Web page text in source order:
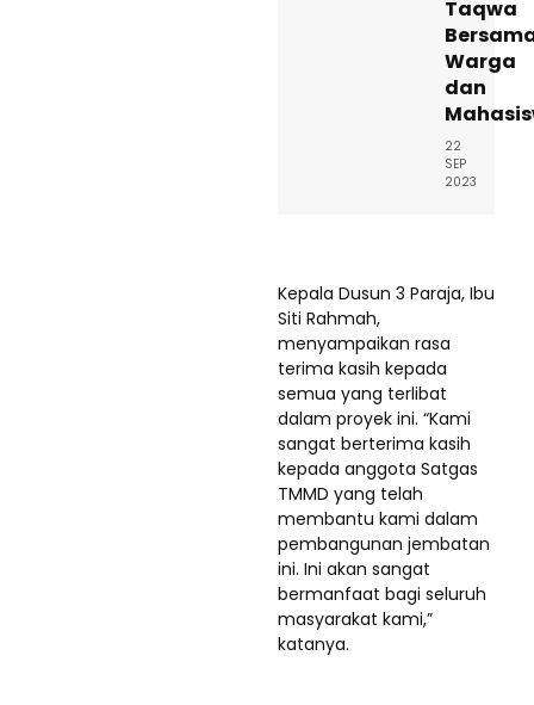
Taqwa
Warga
dan
22
SEP
2023
Kepala Dusun 3 Paraja, Ibu
Siti Rahmah,
menyampaikan rasa
terima kasih kepada
semua yang terlibat
dalam proyek ini. “Kami
sangat berterima kasih
kepada anggota Satgas
TMMD yang telah
membantu kami dalam
pembangunan jembatan
ini. Ini akan sangat
bermanfaat bagi seluruh
masyarakat kami,”
katanya.